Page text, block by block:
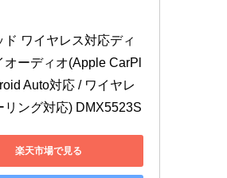
ド ワイヤレス対応ディ
オーディオ(Apple CarPl
Auto対応 / ワイヤレ
リング対応) DMX5523S
楽天市場で見る